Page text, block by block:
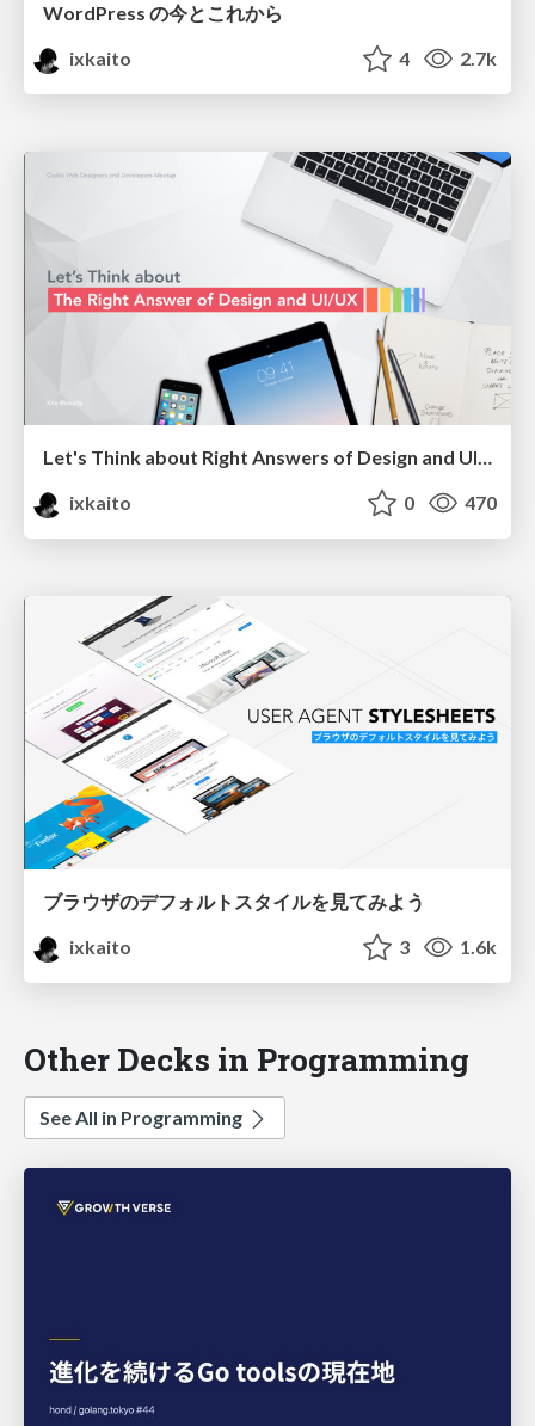
WordPress の今とこれから
ixkaito
4 2.7k
Let's Think about Right Answers of Design and UI/UX
ixkaito
0 470
ブラウザのデフォルトスタイルを見てみよう
ixkaito
3 1.6k
Other Decks in Programming
See All in Programming